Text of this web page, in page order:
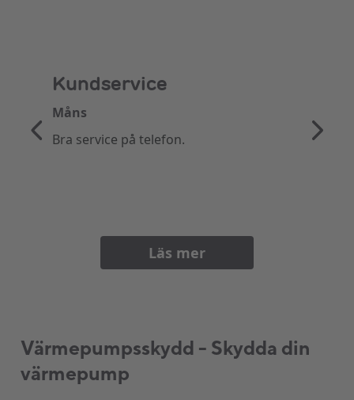
Kundservice
Måns
Bra service på telefon.
Läs mer
Värmepumpsskydd - Skydda din
värmepump